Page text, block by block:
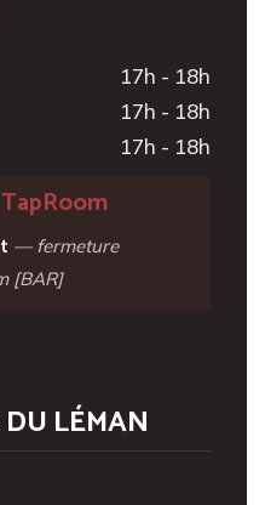
17h - 18h
17h - 18h
17h - 18h
— fermeture
[BAR]
LÉMAN